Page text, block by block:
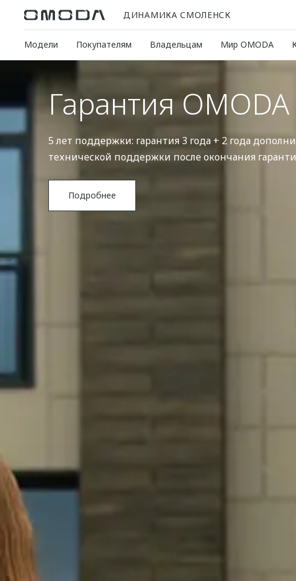
ДИНАМИКА СМОЛЕНСК
Модели Покупателям Владельцам Мир OMODA
Гарантия OMODA
5 лет поддержки: гарантия 3 года + 2 года
технической поддержки после окончания
Подробнее